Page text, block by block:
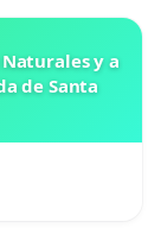
y a
de Santa